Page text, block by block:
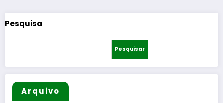
Pesquisa
Pesquisar
Arquivo